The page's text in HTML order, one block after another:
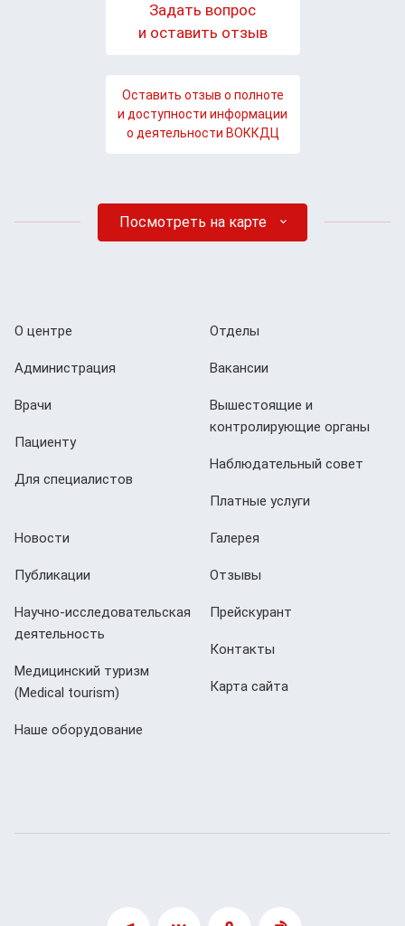
Задать вопрос
и оставить отзыв
Оставить отзыв о полноте
и доступности информации
о деятельности ВОККДЦ
Посмотреть на карте
О центре
Администрация
Врачи
Пациенту
Для специалистов
Отделы
Вакансии
Вышестоящие и
контролирующие органы
Наблюдательный совет
Платные услуги
Новости
Публикации
Научно-исследовательская
деятельность
Медицинский туризм
(Мedical tourism)
Наше оборудование
Галерея
Отзывы
Прейскурант
Контакты
Карта сайта